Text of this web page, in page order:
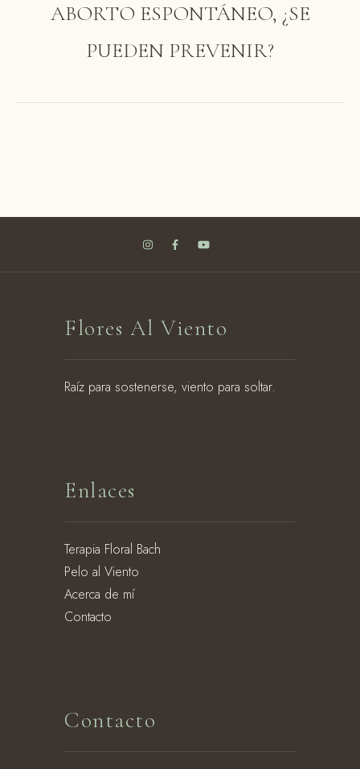
ABORTO ESPONTÁNEO, ¿SE
PUEDEN PREVENIR?
Flores Al Viento
Raíz para sostenerse, viento para soltar.
Enlaces
Terapia Floral Bach
Pelo al Viento
Acerca de mí
Contacto
Contacto